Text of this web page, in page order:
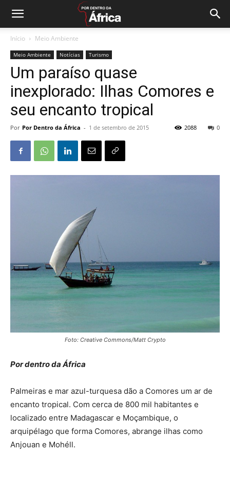
Início Meio Ambiente
Meio Ambiente Notícias Turismo
Um paraíso quase
inexplorado: Ilhas Comores e
seu encanto tropical
Por Por Dentro da África - 1 de setembro de 2015 0
2088
Foto: Creative Commons/Matt Crypto
Por dentro da África
Palmeiras e mar azul-turquesa dão a Comores um ar de
encanto tropical. Com cerca de 800 mil habitantes e
localizado entre Madagascar e Moçambique, o
arquipélago que forma Comores, abrange ilhas como
Anjouan e Mohéll.